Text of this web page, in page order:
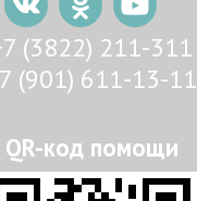
(3822) 211-311
(901) 611-13-11